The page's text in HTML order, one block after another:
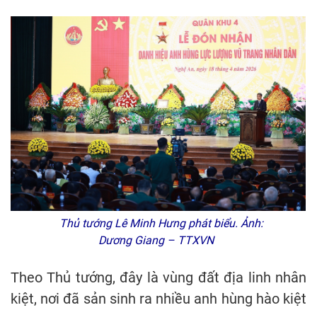
Thủ tướng Lê Minh Hưng phát biểu. Ảnh:
Dương Giang – TTXVN
Theo Thủ tướng, đây là vùng đất địa linh nhân
kiệt, nơi đã sản sinh ra nhiều anh hùng hào kiệt